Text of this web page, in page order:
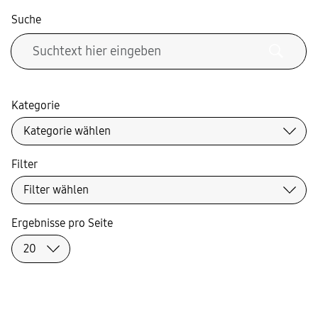
Suche
Kategorie
Filter
Ergebnisse pro Seite